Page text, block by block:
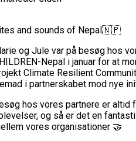
and sounds of Nepal🇳🇵
og Jule var på besøg hos
Nepal i januar for at
Climate Resilient
i partnerskabet mod nye
hos vores partnere er altid
og så er det en
vores organisationer 🤝